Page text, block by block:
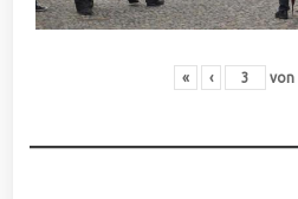
« ‹ von